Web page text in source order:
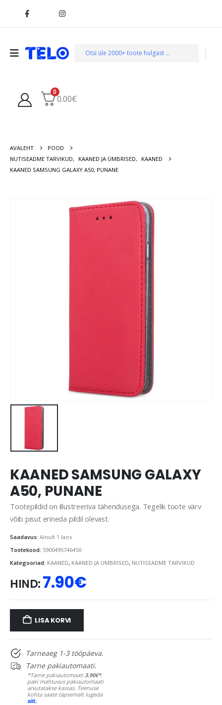
0
0.00€
AVALEHT
POOD
NUTISEADME TARVIKUD, KAANED JA ÜMBRISED,
KAANED
KAANED SAMSUNG GALAXY A50, PUNANE
KAANED SAMSUNG GALAXY
A50, PUNANE
Tootepildid on illustreeriva tähendusega. Tegelik toote värv
võib pisut erineda pildil olevast.
Saadavus: Ainult 1 laos
Tootekood: 5900495746450
Kategooriad: KAANED, KAANED JA ÜMBRISED, NUTISEADME TARVIKUD
HIND:7.90€
LISA KORVI
Tarneaeg 1-3 tööpäeva.
Tarne pakiautomaati.
*Tarne pakiautomaati 3.90€*,
paki mahtuvus pakiautomaati
arvutatakse kassas. Teenuse
kohta saate täpsemalt lugeda
siit.